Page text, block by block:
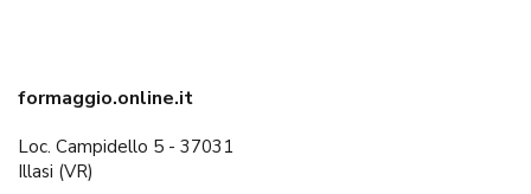
formaggio.online.it
Loc. Campidello 5 - 37031
Illasi (VR)